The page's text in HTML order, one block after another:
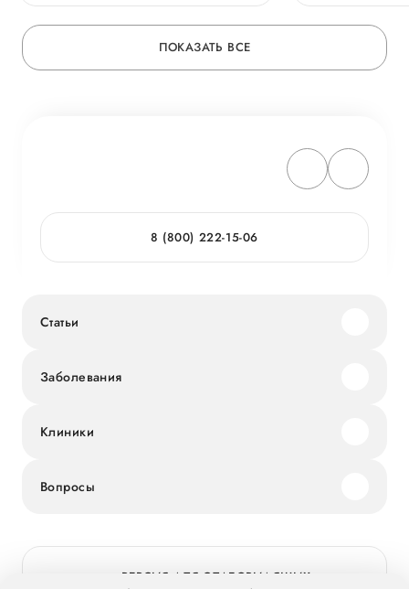
ПОКАЗАТЬ ВСЕ
8 (800) 222-15-06
Статьи
Заболевания
Клиники
Вопросы
ВЕРСИЯ ДЛЯ СЛАБОВИДЯЩИХ